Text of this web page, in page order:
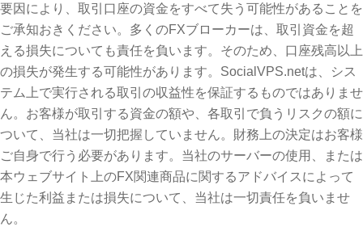
要因により、取引口座の資金をすべて失う可能性があることを
ご承知おきください。多くのFXブローカーは、取引資金を超
える損失についても責任を負います。そのため、口座残高以上
の損失が発生する可能性があります。SocialVPS.netは、シス
テム上で実行される取引の収益性を保証するものではありませ
ん。お客様が取引する資金の額や、各取引で負うリスクの額に
ついて、当社は一切把握していません。財務上の決定はお客様
ご自身で行う必要があります。当社のサーバーの使用、または
本ウェブサイト上のFX関連商品に関するアドバイスによって
生じた利益または損失について、当社は一切責任を負いませ
ん。